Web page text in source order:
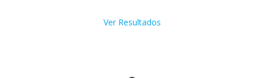
Ver Resultados